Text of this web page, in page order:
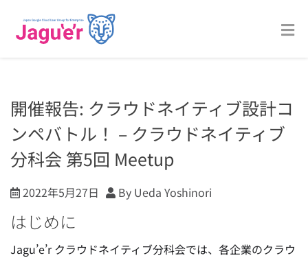
開催報告: クラウドネイティブ設計コ
ンペバトル！ – クラウドネイティブ
分科会 第5回 Meetup
2022年5月27日 By Ueda Yoshinori
はじめに
Jagu’e’r クラウドネイティブ分科会では、各企業のクラウ